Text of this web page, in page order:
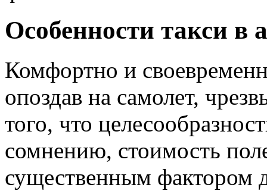
Особенности такси в
Комфортно и
опоздав на самолет,
того, что
сомнению, стоимость
существенным фактором